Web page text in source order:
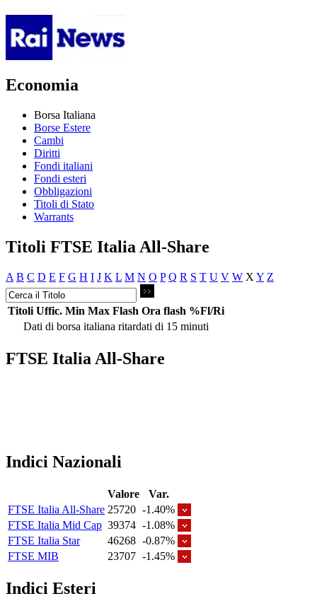
Economia
Borsa Italiana
Borse Estere
Cambi
Diritti
Fondi italiani
Fondi esteri
Obbligazioni
Titoli di Stato
Warrants
Titoli FTSE Italia All-Share
A B C D E F G H I J K L M N O P Q R S T U V W X Y Z
Titoli Uffic. Min Max Flash Ora flash %Fl/Ri
Dati di borsa italiana ritardati di 15 minuti
FTSE Italia All-Share
Indici Nazionali
Valore
Var.
FTSE Italia All-Share 25720 -1.40%
FTSE Italia Mid Cap 39374 -1.08%
FTSE Italia Star
46268 -0.87%
FTSE MIB
23707 -1.45%
Indici Esteri